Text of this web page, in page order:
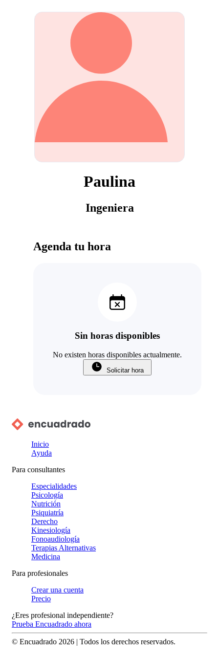
Paulina
Ingeniera
Agenda tu hora
Sin horas disponibles
No existen horas disponibles actualmente.
Solicitar hora
Inicio
Ayuda
Para consultantes
Especialidades
Psicología
Nutrición
Psiquiatría
Derecho
Kinesiología
Fonoaudiología
Terapias Alternativas
Medicina
Para profesionales
Crear una cuenta
Precio
¿Eres profesional independiente?
Prueba Encuadrado ahora
© Encuadrado 2026 | Todos los derechos reservados.